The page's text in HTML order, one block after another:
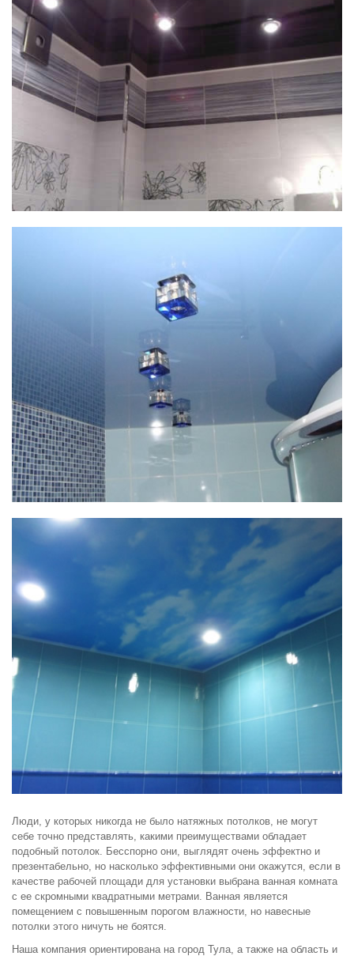
Люди, у которых никогда не было натяжных потолков, не могут
себе точно представлять, какими преимуществами обладает
подобный потолок. Бесспорно они, выглядят очень эффектно и
презентабельно, но насколько эффективными они окажутся, если в
качестве рабочей площади для установки выбрана ванная комната
с ее скромными квадратными метрами. Ванная является
помещением с повышенным порогом влажности, но навесные
потолки этого ничуть не боятся.
Наша компания ориентирована на город Тула, а также на область и